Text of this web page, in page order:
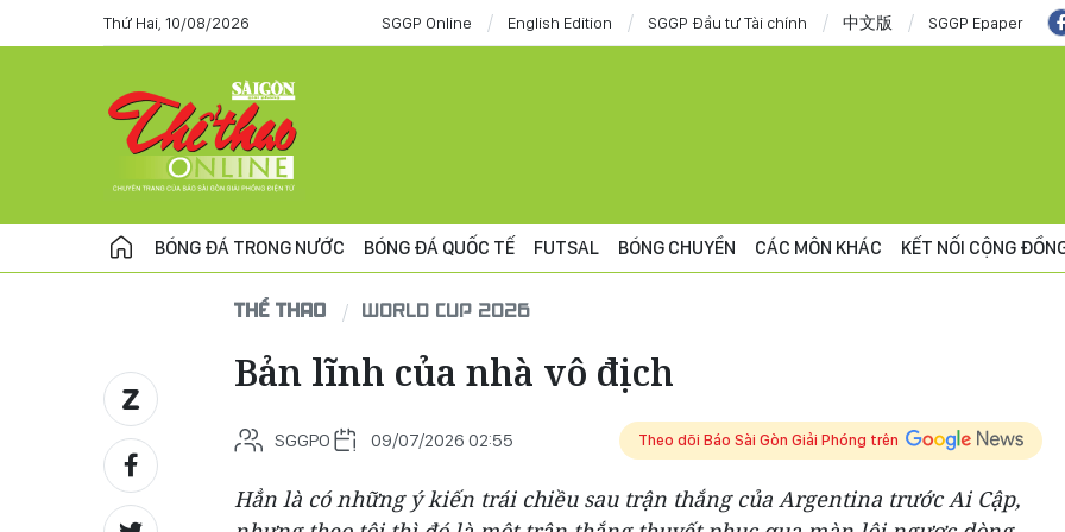
Thứ Hai, 10/08/2026 SGGP Online English Edition SGGP Đầu tư Tài chính 中文版 SGGP Epaper
BÓNG ĐÁ TRONG NƯỚC BÓNG ĐÁ QUỐC TẾ FUTSAL BÓNG CHUYỀN CÁC MÔN KHÁC KẾT NỐI CỘNG
THỂ THAO WORLD CUP 2026
Bản lĩnh của nhà vô địch
SGGPO 09/07/2026 02:55 Theo dõi Báo Sài Gòn Giải Phóng trên
Hẳn là có những ý kiến trái chiều sau trận thắng của Argentina trước Ai Cập,